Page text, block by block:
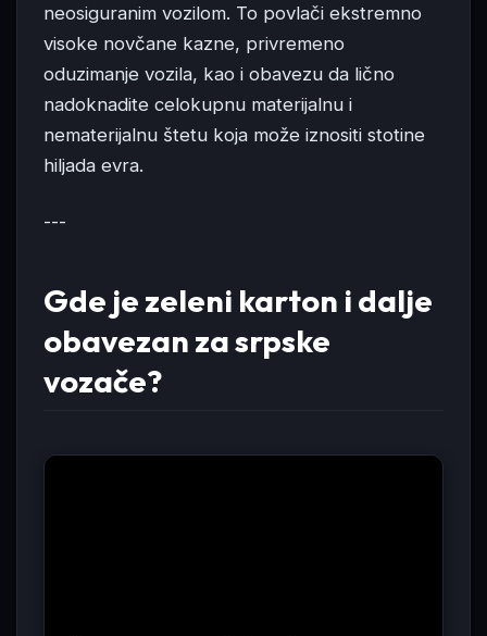
neosiguranim vozilom. To povlači ekstremno
visoke novčane kazne, privremeno
oduzimanje vozila, kao i obavezu da lično
nadoknadite celokupnu materijalnu i
nematerijalnu štetu koja može iznositi stotine
hiljada evra.
---
Gde je zeleni karton i dalje
obavezan za srpske
vozače?